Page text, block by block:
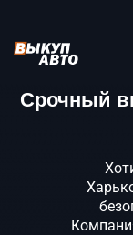
Срочный